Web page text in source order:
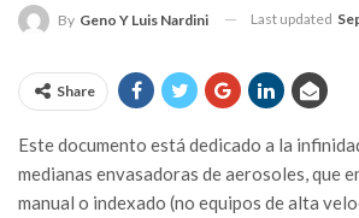
By Geno Y Luis Nardini Last updated
Share
Este documento está dedicado a la
medianas envasadoras de aerosoles, que
manual o indexado (no equipos de alta